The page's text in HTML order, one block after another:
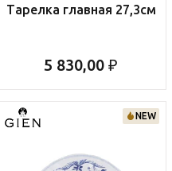
Тарелка главная 27,3см
5 830,00 ₽
NEW